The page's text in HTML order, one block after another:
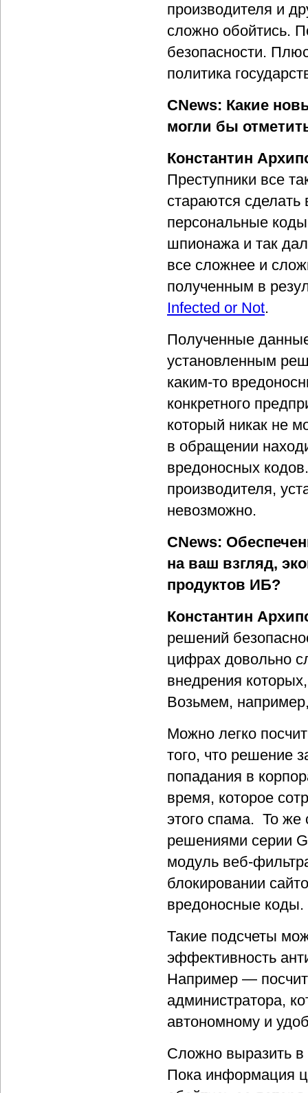
производителя и
сложно обойтись.
безопасности.
политика
CNews: Какие
могли бы
Константин
Преступники все
стараются
персональные
шпионажа и так
все сложнее и
полученным в
Infected or Not.
Полученные
установленным
каким-то
конкретного
который никак не
в обращении
вредоносных
производителя,
невозможно.
CNews:
на ваш взгляд,
продуктов ИБ?
Константин
решений
цифрах довольно
внедрения
Возьмем,
Можно легко
того, что решение
попадания в
время, которое
этого спама. То
решениями серии
модуль веб-
блокировании
вредоносные коды.
Такие подсчеты
эффективность
Например —
администратора,
автономному и
Сложно выразить в
Пока информация